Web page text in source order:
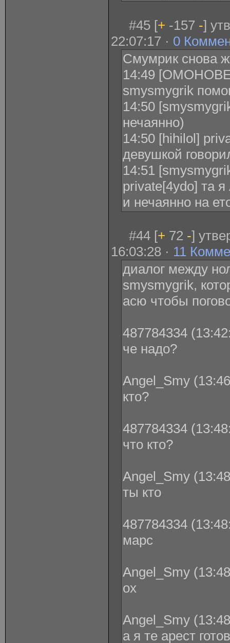
#45 [+ -157 -]
22:07:17 · 0
Смумрик снова
14:49
smysmygrik
14:50
нечаянно)
14:50 [hihilol]
девушкой
14:51
private[4ydo] та
и нечаянно на
#44 [+ 72 -]
16:03:28 · 11
диалог между
smysmygrik,
асю чтобы
487784334
че надо?
Angel_Smy
кто?
487784334
что кто?
Angel_Smy
ты кто
487784334
марс
Angel_Smy
ох
Angel_Smy
а я те арест